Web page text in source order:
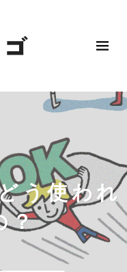
う使われ
？